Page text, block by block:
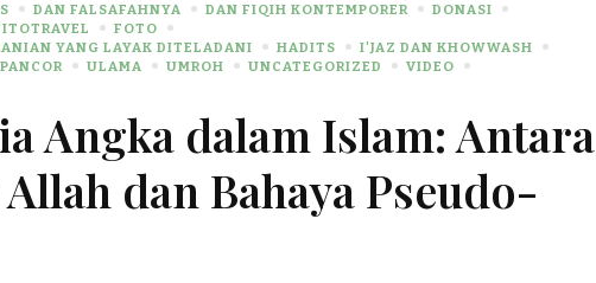
DAN FALSAFAHNYA DAN FIQIH KONTEMPORER
DONASI
FOTO
YANG LAYAK DITELADANI
HADITS
I'JAZ DAN KHOWWASH
ULAMA UMROH UNCATEGORIZED
VIDEO
Angka dalam Islam: Antara
dan Bahaya Pseudo-